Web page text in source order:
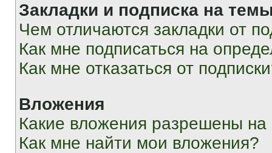
Закладки и подписка на
Чем отличаются закладки от
Как мне подписаться на
Как мне отказаться от
Вложения
Какие вложения разрешены
Как мне найти мои вложения?